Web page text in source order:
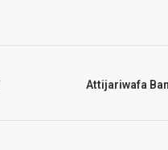
Attijariwafa